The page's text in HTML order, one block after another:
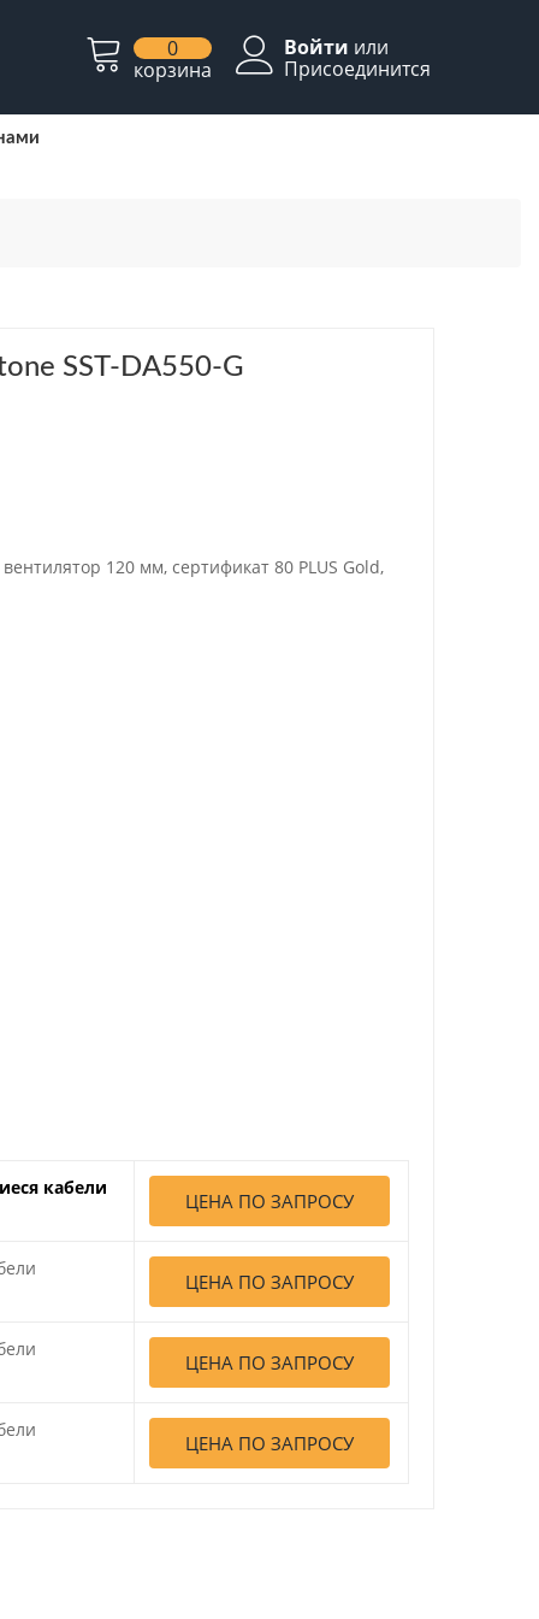
0
корзина
Войти или
Присоединится
SST-DA550-G
120 мм, cертификат 80 PLUS Gold,
кабели
ЦЕНА ПО ЗАПРОСУ
ЦЕНА ПО ЗАПРОСУ
ЦЕНА ПО ЗАПРОСУ
ЦЕНА ПО ЗАПРОСУ